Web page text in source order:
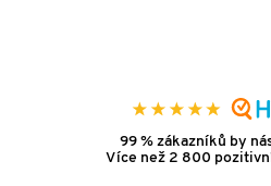
99 % zákazníků by
Více než 2 800